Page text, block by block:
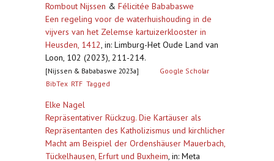
Rombout Nijssen & Félicitée Bababaswe
Een regeling voor de waterhuishouding in de
vijvers van het Zelemse kartuizerklooster in
Heusden, 1412, in: Limburg-Het Oude Land van
Loon, 102 (2023), 211-214.
[Nijssen & Bababaswe 2023a]
Google Scholar
BibTex RTF Tagged
Elke Nagel
Repräsentativer Rückzug. Die Kartäuser als
Repräsentanten des Katholizismus und kirchlicher
Macht am Beispiel der Ordenshäuser Mauerbach,
Tückelhausen, Erfurt und Buxheim, in: Meta